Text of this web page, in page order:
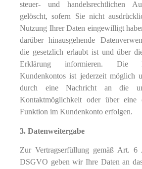
steuer- und handelsrechtlichen
gelöscht, sofern Sie nicht
Nutzung Ihrer Daten eingewilligt
darüber hinausgehende
die gesetzlich erlaubt ist und über
Erklärung informieren. Die
Kundenkontos ist jederzeit möglich
durch eine Nachricht an die
Kontaktmöglichkeit oder über eine
Funktion im Kundenkonto erfolgen.
3. Datenweitergabe
Zur Vertragserfüllung gemäß Art.
DSGVO geben wir Ihre Daten an